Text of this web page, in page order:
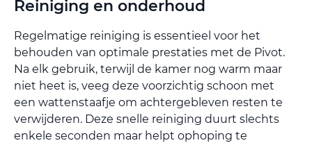
Reiniging en onderhoud
Regelmatige reiniging is essentieel voor het
behouden van optimale prestaties met de Pivot.
Na elk gebruik, terwijl de kamer nog warm maar
niet heet is, veeg deze voorzichtig schoon met
een wattenstaafje om achtergebleven resten te
verwijderen. Deze snelle reiniging duurt slechts
enkele seconden maar helpt ophoping te